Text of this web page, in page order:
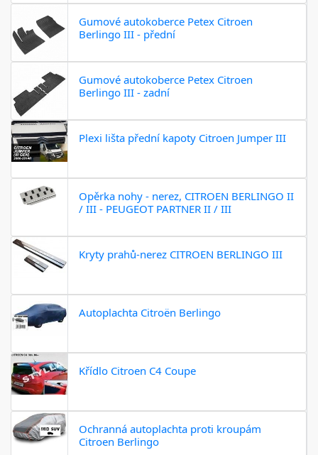
Gumové autokoberce Petex Citroen
Berlingo III - přední
Gumové autokoberce Petex Citroen
Berlingo III - zadní
Plexi lišta přední kapoty Citroen Jumper III
Opěrka nohy - nerez, CITROEN BERLINGO II
/ III - PEUGEOT PARTNER II / III
Kryty prahů-nerez CITROEN BERLINGO III
Autoplachta Citroën Berlingo
Křídlo Citroen C4 Coupe
Ochranná autoplachta proti kroupám
Citroen Berlingo